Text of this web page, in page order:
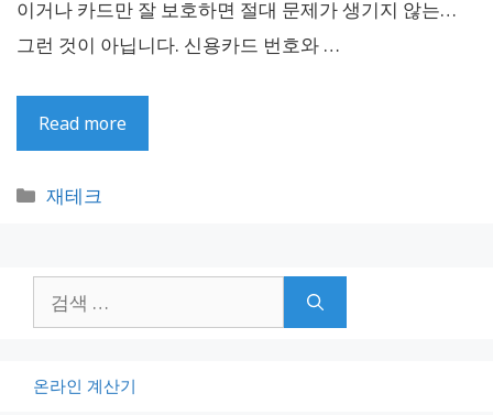
이거나 카드만 잘 보호하면 절대 문제가 생기지 않는…
그런 것이 아닙니다. 신용카드 번호와 …
Read more
카
리
재테크
온라인 계산기